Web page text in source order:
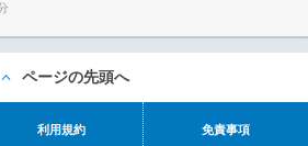
ページの先頭へ
利用規約 免責事項